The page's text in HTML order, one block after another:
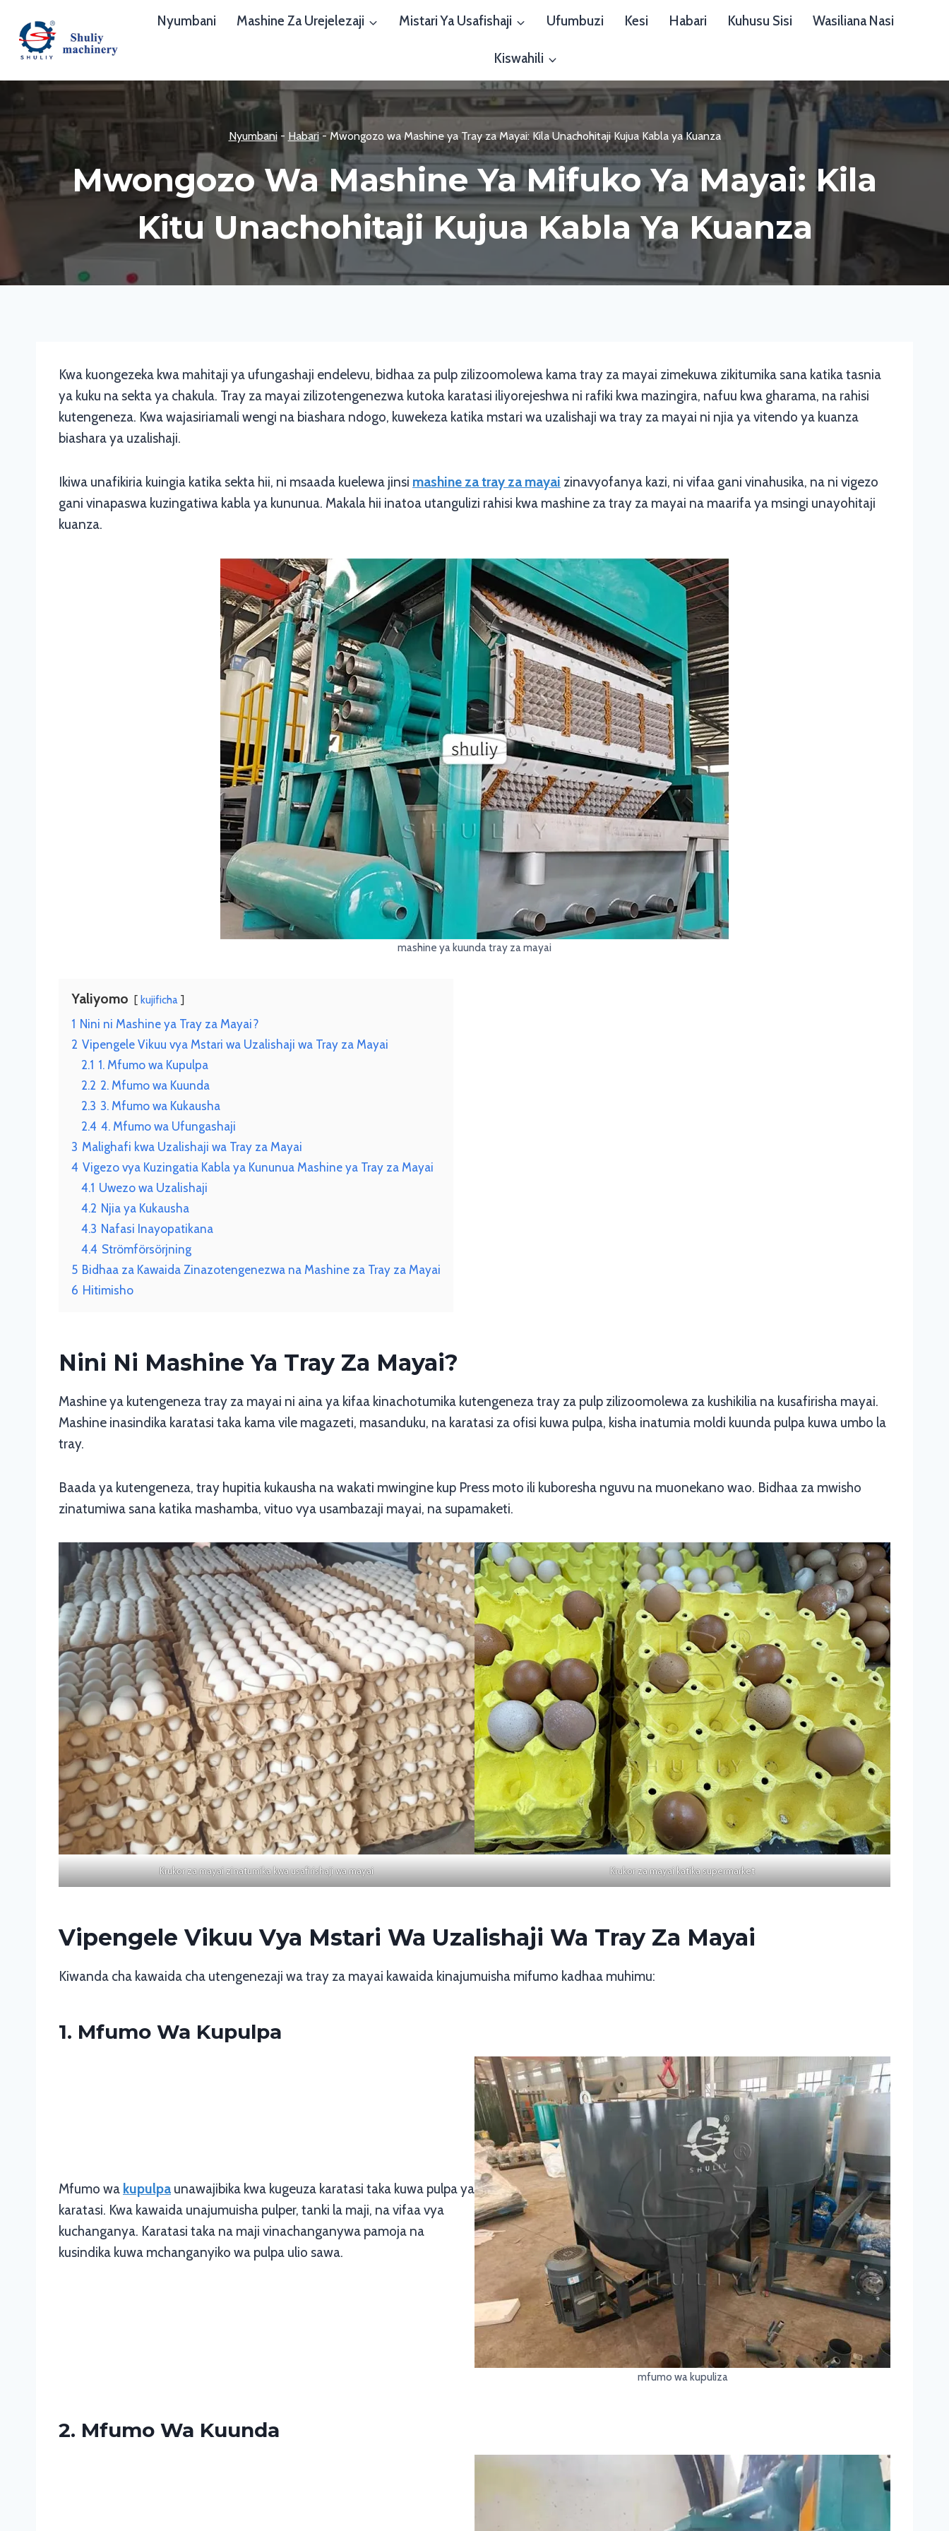
content
Nyumbani Mashine Za Urejelezaji Mistari Ya Usafishaji Ufumbuzi Kesi Habari Kuhusu Sisi Wasiliana Nasi
Kiswahili
Nyumbani- Habari-Mwongozo wa Mashine ya Tray za Mayai: Kila Unachohitaji Kujua Kabla ya Kuanza
Mwongozo Wa Mashine Ya Mifuko Ya Mayai: Kila
Kitu Unachohitaji Kujua Kabla Ya Kuanza
Kwa kuongezeka kwa mahitaji ya ufungashaji endelevu, bidhaa za pulp zilizoomolewa kama tray za mayai zimekuwa zikitumika sana katika tasnia
ya kuku na sekta ya chakula. Tray za mayai zilizotengenezwa kutoka karatasi iliyorejeshwa ni rafiki kwa mazingira, nafuu kwa gharama, na rahisi
kutengeneza. Kwa wajasiriamali wengi na biashara ndogo, kuwekeza katika mstari wa uzalishaji wa tray za mayai ni njia ya vitendo ya kuanza
biashara ya uzalishaji.
Ikiwa unafikiria kuingia katika sekta hii, ni msaada kuelewa jinsi mashine za tray za mayai zinavyofanya kazi, ni vifaa gani vinahusika, na ni vigezo
gani vinapaswa kuzingatiwa kabla ya kununua. Makala hii inatoa utangulizi rahisi kwa mashine za tray za mayai na maarifa ya msingi unayohitaji
kuanza.
mashine ya kuunda tray za mayai
Yaliyomo kujificha
1 Nini ni Mashine ya Tray za Mayai?
2 Vipengele Vikuu vya Mstari wa Uzalishaji wa Tray za Mayai
2.1 1. Mfumo wa Kupulpa
2.2 2. Mfumo wa Kuunda
2.3 3. Mfumo wa Kukausha
2.4 4. Mfumo wa Ufungashaji
3 Malighafi kwa Uzalishaji wa Tray za Mayai
4 Vigezo vya Kuzingatia Kabla ya Kununua Mashine ya Tray za Mayai
4.1 Uwezo wa Uzalishaji
4.2 Njia ya Kukausha
4.3 Nafasi Inayopatikana
4.4 Strömförsörjning
5 Bidhaa za Kawaida Zinazotengenezwa na Mashine za Tray za Mayai
6 Hitimisho
Nini Ni Mashine Ya Tray Za Mayai?
Mashine ya kutengeneza tray za mayai ni aina ya kifaa kinachotumika kutengeneza tray za pulp zilizoomolewa za kushikilia na kusafirisha mayai.
Mashine inasindika karatasi taka kama vile magazeti, masanduku, na karatasi za ofisi kuwa pulpa, kisha inatumia moldi kuunda pulpa kuwa umbo la
tray.
Baada ya kutengeneza, tray hupitia kukausha na wakati mwingine kup Press moto ili kuboresha nguvu na muonekano wao. Bidhaa za mwisho
zinatumiwa sana katika mashamba, vituo vya usambazaji mayai, na supamaketi.
Krukor za mayai zinatumika kwa usafirishaji wa mayai Krukor za mayai katika supermarket
Vipengele Vikuu Vya Mstari Wa Uzalishaji Wa Tray Za Mayai
Kiwanda cha kawaida cha utengenezaji wa tray za mayai kawaida kinajumuisha mifumo kadhaa muhimu:
1. Mfumo Wa Kupulpa
Mfumo wa kupulpa unawajibika kwa kugeuza karatasi taka kuwa pulpa ya
karatasi. Kwa kawaida unajumuisha pulper, tanki la maji, na vifaa vya
kuchanganya. Karatasi taka na maji vinachanganywa pamoja na
kusindika kuwa mchanganyiko wa pulpa ulio sawa.
mfumo wa kupuliza
2. Mfumo Wa Kuunda